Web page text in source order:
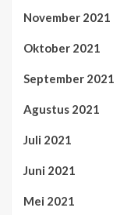
November 2021
Oktober 2021
September 2021
Agustus 2021
Juli 2021
Juni 2021
Mei 2021